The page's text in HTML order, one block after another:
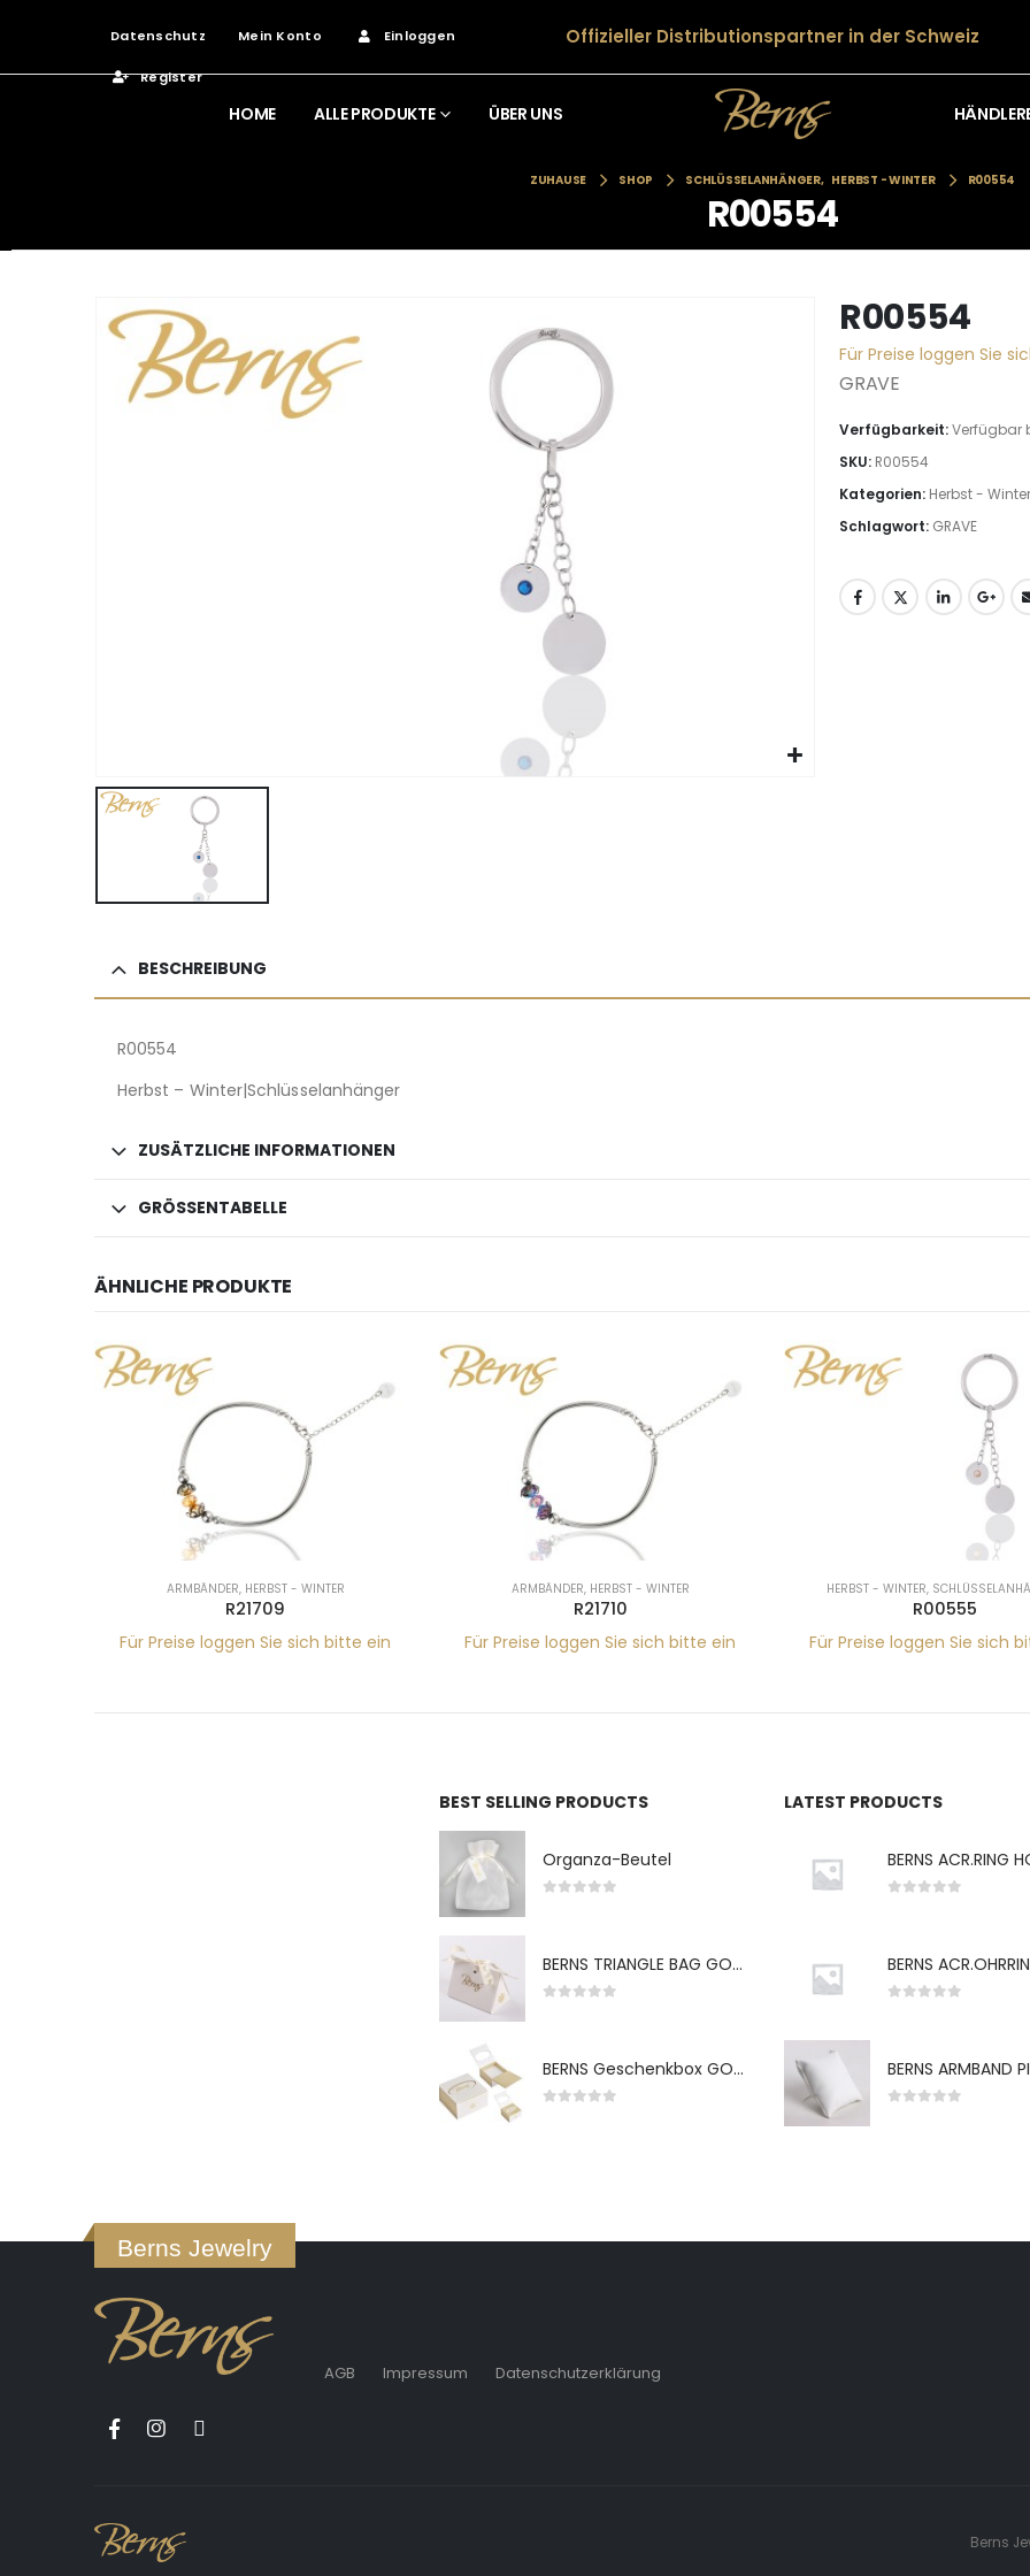
Datenschutz Mein Konto Einloggen
Register
Offizieller Distributionspartner in der Schweiz
HOME ALLE PRODUKTE ÜBER UNS
ZUHAUSE SHOP SCHLÜSSELANHÄNGER, HERBST - WINTER R00554
R00554
R00554
Für Preise loggen Sie
GRAVE
Verfügbarkeit:Verfügbar
SKU: R00554
Kategorien: Herbst - Winter
Schlagwort: GRAVE
BESCHREIBUNG
R00554
Herbst – Winter|Schlüsselanhänger
ZUSÄTZLICHE INFORMATIONEN
GRÖSSENTABELLE
ÄHNLICHE PRODUKTE
ARMBÄNDER,HERBST - WINTER
R21710
Für Preise loggen Sie sich bitte ein
HERBST - WINTER,SCHLÜSSELANHÄNGER
R00555
Für Preise loggen Sie sich bitte ein
HERBST - WINTER,
R32605
Für Preise loggen Sie
BEST SELLING PRODUCTS
Organza-Beutel
BERNS TRIANGLE BAG GO-WH "S" 7*5CM
BERNS Geschenkbox GO-WH 65*65*38MM FOR SMALL SETS
LATEST PRODUCTS
Berns Jewelry
AGB Impressum Datenschutzerklärung
Berns